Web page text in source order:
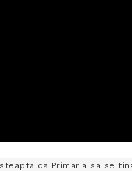
ca Primaria sa se